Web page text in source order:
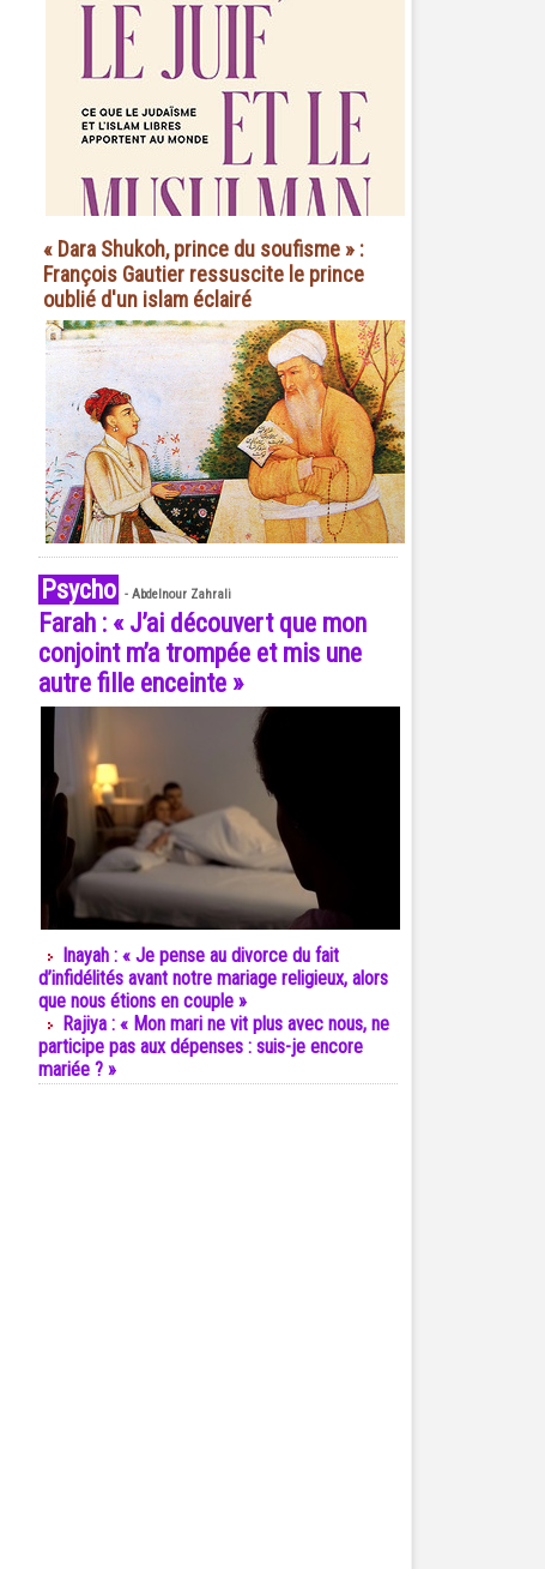
« Dara Shukoh, prince du soufisme » :
François Gautier ressuscite le prince
oublié d'un islam éclairé
Psycho - Abdelnour Zahrali
Farah : « J’ai découvert que mon
conjoint m’a trompée et mis une
autre fille enceinte »
Inayah : « Je pense au divorce du fait
d’infidélités avant notre mariage religieux, alors
que nous étions en couple »
Rajiya : « Mon mari ne vit plus avec nous, ne
participe pas aux dépenses : suis-je encore
mariée ? »